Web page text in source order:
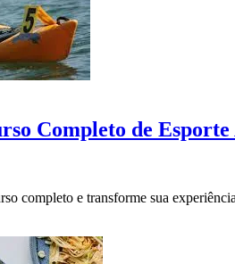
Completo de Esporte
completo e transforme sua